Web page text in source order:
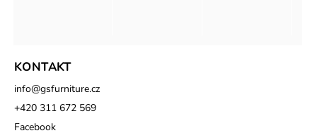
KONTAKT
info@gsfurniture.cz
+420 311 672 569
Facebook